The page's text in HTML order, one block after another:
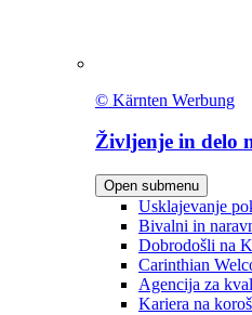
© Kärnten Werbung
Življenje in delo
Open submenu
Usklajevanje
Bivalni in
Dobrodošli na
Carinthian
Agencija za
Kariera na